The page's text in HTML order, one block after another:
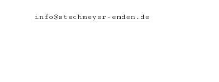
info@stechmeyer-emden.de